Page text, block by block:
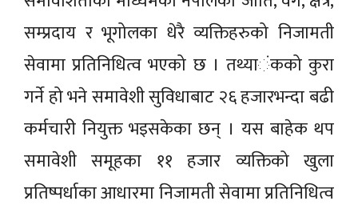
सम्प्रदाय र भूगोलका धेरै व्यक्तिहरुको निजामती
सेवामा प्रतिनिधित्व भएको छ । तथ्या‌‌ंकको कुरा
गर्ने हो भने समावेशी सुविधाबाट २६ हजारभन्दा बढी
कर्मचारी नियुक्त भइसकेका छन् । यस बाहेक थप
समावेशी समूहका ११ हजार व्यक्तिको खुला
प्रतिष्पर्धाका आधारमा निजामती सेवामा प्रतिनिधित्व